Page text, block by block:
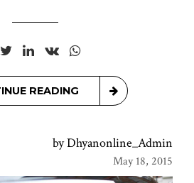
READING
by Dhyanonline_Admin
May 18, 2015